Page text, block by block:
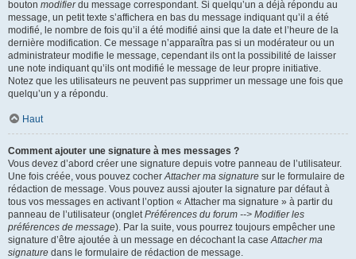
bouton modifierdu message correspondant. Si quelqu’un a déjà répondu au
message, un petit texte s’affichera en bas du message indiquant qu’il a été
modifié, le nombre de fois qu’il a été modifié ainsi que la date et l’heure de la
dernière modification. Ce message n’apparaîtra pas si un modérateur ou un
administrateur modifie le message, cependant ils ont la possibilité de laisser
une note indiquant qu’ils ont modifié le message de leur propre initiative.
Notez que les utilisateurs ne peuvent pas supprimer un message une fois que
quelqu’un y a répondu.
Haut
Comment ajouter une signature à mes messages ?
Vous devez d’abord créer une signature depuis votre panneau de l’utilisateur.
Une fois créée, vous pouvez cocherAttacher ma signature sur le formulaire de
rédaction de message. Vous pouvez aussi ajouter la signature par défaut à
tous vos messages en activant l’option « Attacher ma signature » à partir du
panneau de l’utilisateur (ongletPréférences du forum --> Modifier les
préférences de message). Par la suite, vous pourrez toujours empêcher une
signature d’être ajoutée à un message en décochant la caseAttacher ma
signature dans le formulaire de rédaction de message.